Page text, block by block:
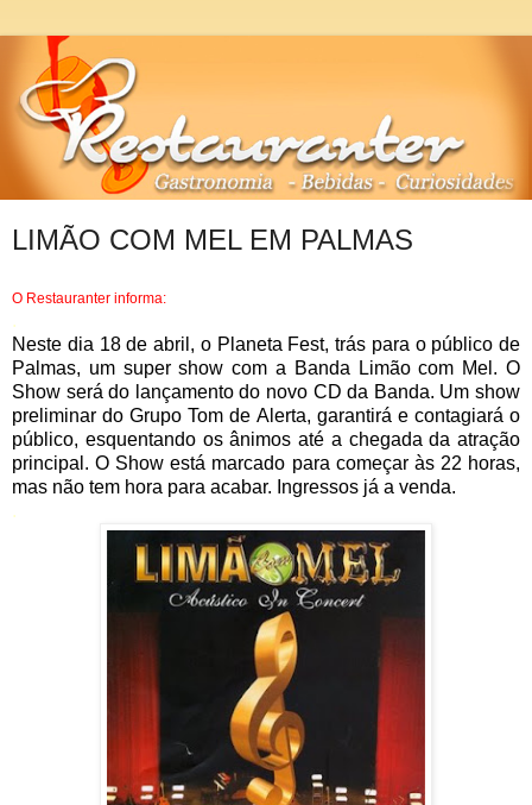
LIMÃO COM MEL EM PALMAS
O Restauranter informa:
.
Neste dia 18 de abril, o Planeta Fest, trás para o público de
Palmas, um super show com a Banda Limão com Mel. O
Show será do lançamento do novo CD da Banda. Um show
preliminar do Grupo Tom de Alerta, garantirá e contagiará o
público, esquentando os ânimos até a chegada da atração
principal. O Show está marcado para começar às 22 horas,
mas não tem hora para acabar. Ingressos já a venda.
.